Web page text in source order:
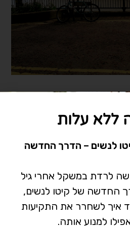
052-
.
תזונה
תזונה קיטוגנית
ללא עלות
לנשים – הדרך החדשה
לרדת במשקל אחרי גיל
החדשה של קיטו לנשים,
איך לשחרר את התקיעות
למנוע אותה.